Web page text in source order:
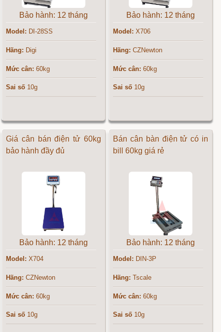
Bảo hành: 12 tháng
Model: DI-28SS
Hãng: Digi
Mức cân: 60kg
Sai số 10g
Bảo hành: 12 tháng
Model: X706
Hãng: CZNewton
Mức cân: 60kg
Sai số 10g
Giá cân bán điện tử 60kg
bảo hành đầy đủ
Bảo hành: 12 tháng
Model: X704
Hãng: CZNewton
Mức cân: 60kg
Sai số 10g
Bán cân bàn điện tử có in
bill 60kg giá rẻ
Bảo hành: 12 tháng
Model: DIN-3P
Hãng: Tscale
Mức cân: 60kg
Sai số 10g